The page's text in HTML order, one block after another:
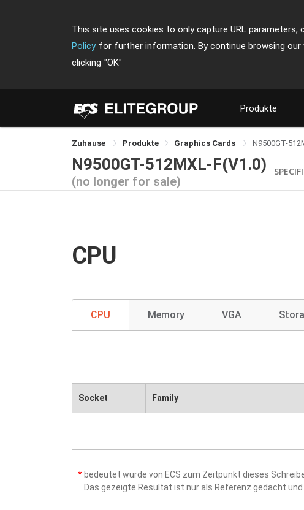
This site uses cookies to only capture URL
Policy for further information. By continue browsing our
clicking "OK"
Produkte
Zuhause Produkte Graphics Cards N9500GT-
N9500GT-512MXL-F(V1.0)
(no longer for sale)
CPU
CPU Memory VGA
Socket Family
* bedeutet wurde von ECS zum Zeitpunkt dieses
Das gezeigte Resultat ist nur als Referenz gedacht